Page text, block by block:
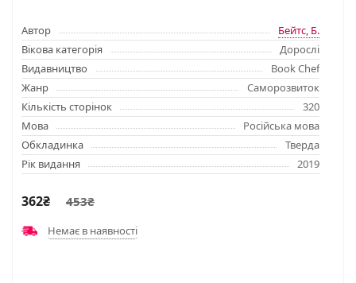
Автор
Бейтс, Б.
Вікова категорія
Дорослі
Видавництво
Book Chef
Жанр
Саморозвиток
Кількість сторінок
320
Мова
Російська мова
Обкладинка
Тверда
Рік видання
2019
362₴ 453₴
Немає в наявності